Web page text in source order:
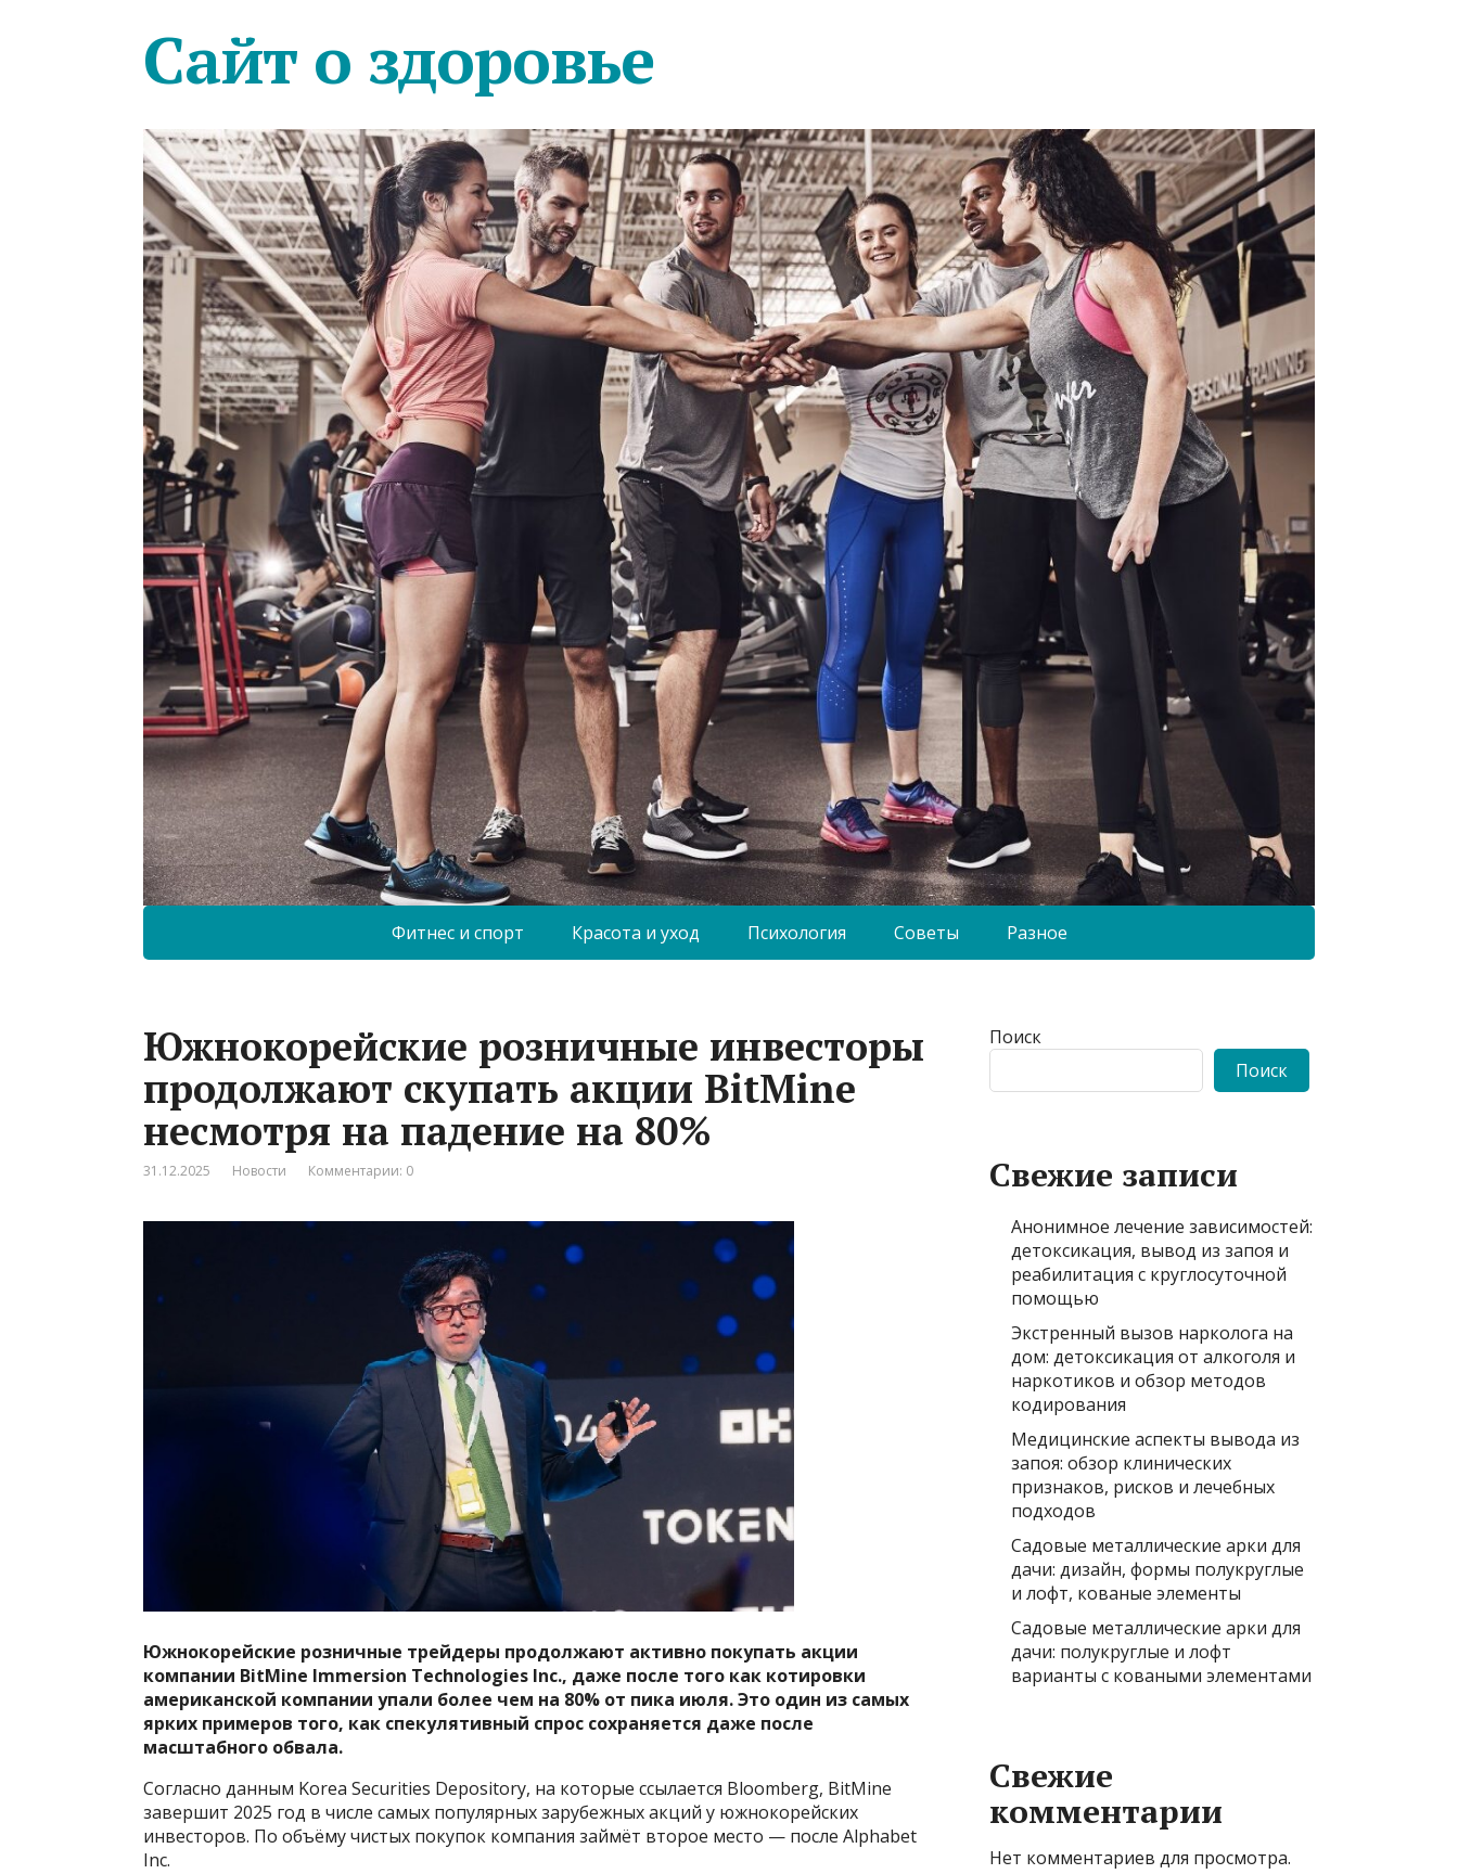
Сайт о здоровье
Фитнес и спорт Красота и уход Психология Советы Разное
Южнокорейские розничные инвесторы
продолжают скупать акции BitMine
несмотря на падение на 80%
31.12.2025 Новости Комментарии: 0
Южнокорейские розничные трейдеры продолжают активно покупать акции
компании BitMine Immersion Technologies Inc., даже после того как котировки
американской компании упали более чем на 80% от пика июля. Это один из самых
ярких примеров того, как спекулятивный спрос сохраняется даже после
масштабного обвала.
Согласно данным Korea Securities Depository, на которые ссылается Bloomberg, BitMine
завершит 2025 год в числе самых популярных зарубежных акций у южнокорейских
инвесторов. По объёму чистых покупок компания займёт второе место — после Alphabet
Inc.
Поиск
Поиск
Свежие записи
Анонимное лечение зависимостей:
детоксикация, вывод из запоя и
реабилитация с круглосуточной
помощью
Экстренный вызов нарколога на
дом: детоксикация от алкоголя и
наркотиков и обзор методов
кодирования
Медицинские аспекты вывода из
запоя: обзор клинических
признаков, рисков и лечебных
подходов
Садовые металлические арки для
дачи: дизайн, формы полукруглые
и лофт, кованые элементы
Садовые металлические арки для
дачи: полукруглые и лофт
варианты с коваными элементами
Свежие
комментарии
Нет комментариев для просмотра.